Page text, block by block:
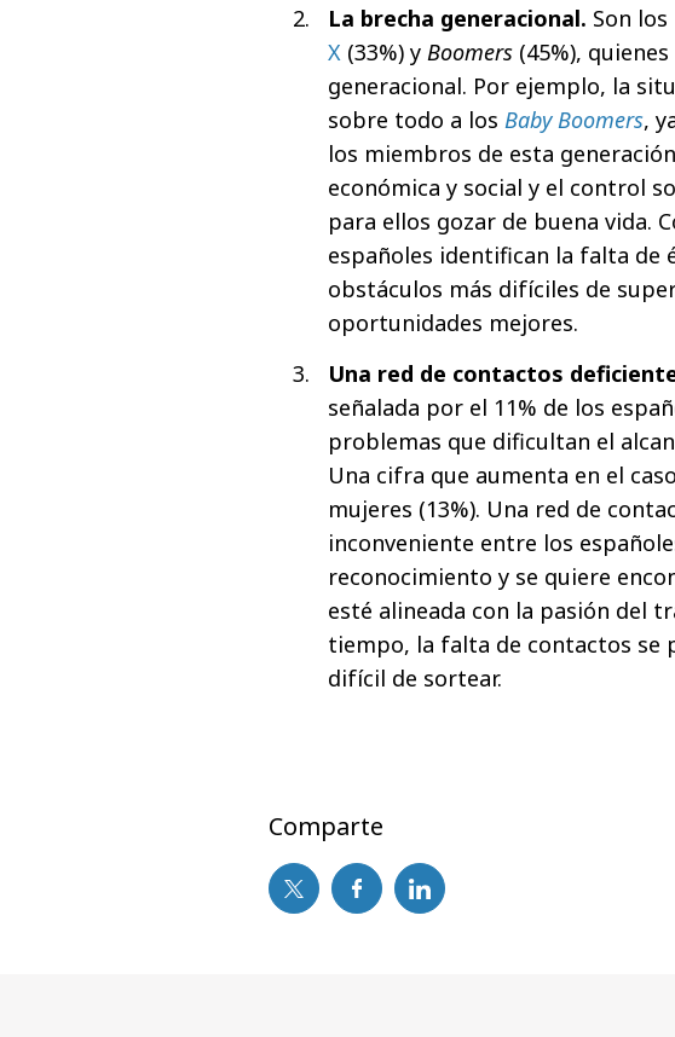
La brecha generacional. Son
X (33%) y Boomers (45%),
generacional. Por ejemplo, la
sobre todo a los Baby Boomers,
los miembros de esta
económica y social y el control
para ellos gozar de buena vida.
españoles identifican la falta de
obstáculos más difíciles de
oportunidades mejores.
Una red de contactos
señalada por el 11% de los
problemas que dificultan el
Una cifra que aumenta en el
mujeres (13%). Una red de
inconveniente entre los
reconocimiento y se quiere
esté alineada con la pasión del
tiempo, la falta de contactos se
difícil de sortear.
Comparte